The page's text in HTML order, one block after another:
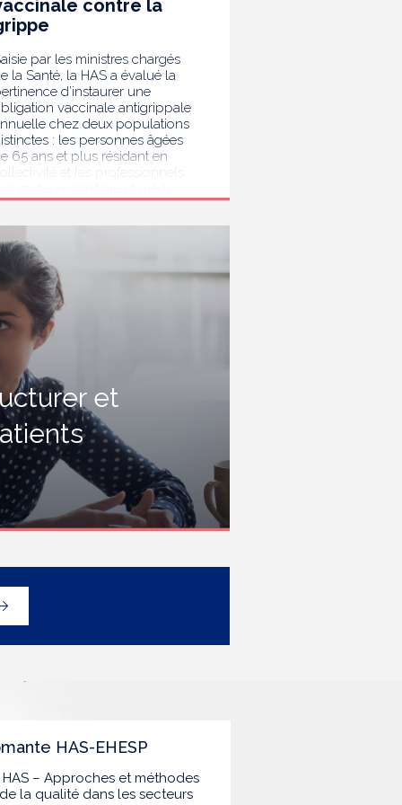
contre la
par les ministres chargés
la Santé, la HAS a évalué la
d’instaurer une
vaccinale antigrippale
chez deux populations
: les personnes âgées
65 ans et plus résidant en
collectivité et les professionnels
Au terme de son analyse,
vaccination antigrippale pour les
de 65 ans et plus
vivant en collectivité doit rester
sans devenir
obligatoire. Afin de protéger les
les plus vulnérables,
recommande en revanche la
mise en place d’une obligation
contre la grippe pour
l'ensemble des professionnels de
ainsi que pour les autres
travaillant dans les
de santé ou dans
établissements médicaux
hébergeant des
âgées, en contact
des personnes à risque de
sévère, avec un
prioritaire en Ehpad
et
HAS-EHESP
– Approches et méthodes
la qualité dans les secteurs